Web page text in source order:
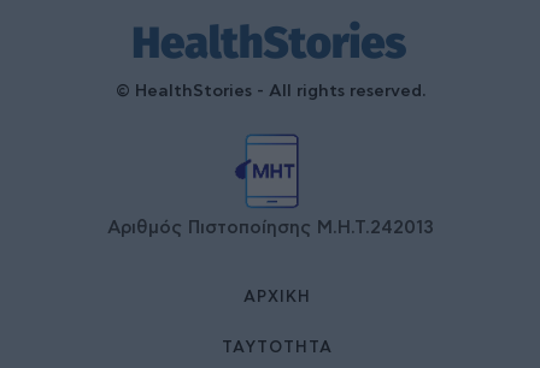
© HealthStories - All rights reserved.
Αριθμός Πιστοποίησης Μ.Η.Τ.242013
ΑΡΧΙΚΉ
ΤΑΥΤΌΤΗΤΑ